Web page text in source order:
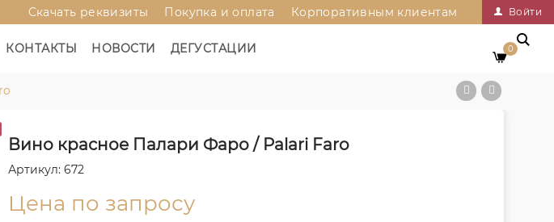
Войти
Скачать реквизиты Покупка и оплата Корпоративным клиентам
КОНТАКТЫ НОВОСТИ ДЕГУСТАЦИИ 0
Вино красное Палари Фаро / Palari Faro
Артикул: 672
Цена по запросу